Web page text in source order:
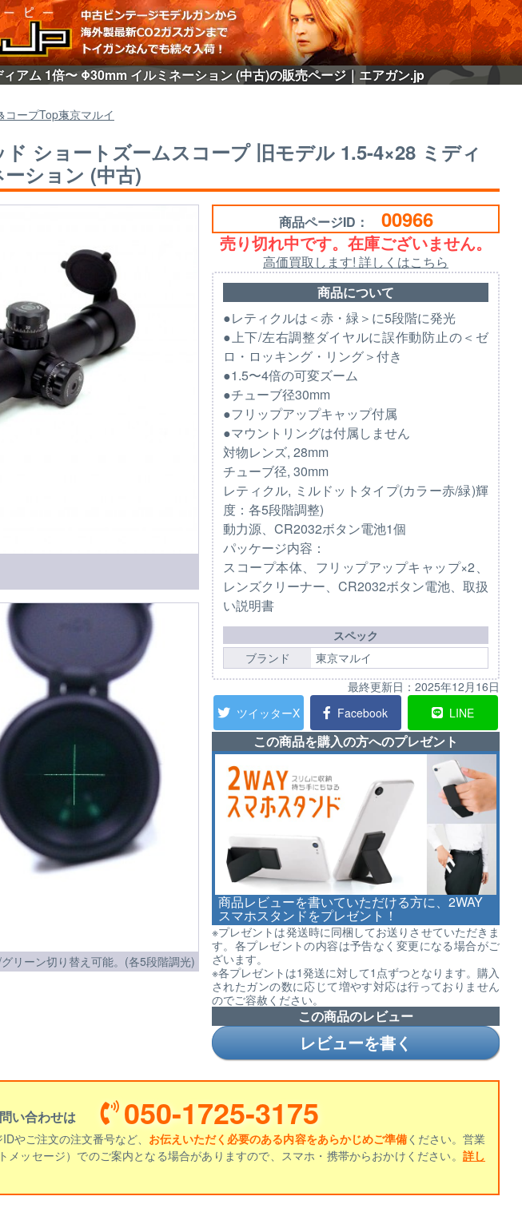
アム 1倍〜 Φ30mm イルミネーション (中古)の販売ページ｜エアガン.jp
コープTop東京マルイ
ショートズームスコープ 旧モデル 1.5-4×28 ミディ
ション (中古)
商品ページID： 00966
売り切れ中です。在庫ございません。
高価買取します! 詳しくはこちら
商品について
●レティクルは＜赤・緑＞に5段階に発光
●上下/左右調整ダイヤルに誤作動防止の＜ゼ
ロ・ロッキング・リング＞付き
●1.5〜4倍の可変ズーム
●チューブ径30mm
●フリップアップキャップ付属
●マウントリングは付属しません
対物レンズ, 28mm
チューブ径, 30mm
レティクル, ミルドットタイプ(カラー赤/緑)輝
度：各5段階調整)
動力源、CR2032ボタン電池1個
パッケージ内容：
スコープ本体、フリップアップキャップ×2、
レンズクリーナー、CR2032ボタン電池、取扱
い説明書
スペック
ブランド
東京マルイ
最終更新日： 2025年12月16日
ツイッターX
Facebook LINE
この商品を購入の方へのプレゼント
商品レビューを書いていただける方に、2WAY
スマホスタンドをプレゼント！
※プレゼントは発送時に同梱してお送りさせていただきま
す。各プレゼントの内容は予告なく変更になる場合がご
ざいます。
※各プレゼントは1発送に対して1点ずつとなります。購入
されたガンの数に応じて増やす対応は行っておりません
のでご容赦ください。
この商品のレビュー
レビューを書く
リーン切り替え可能。(各5段階調光)
い合わせは 050-1725-3175
やご注文の注文番号など、 お伝えいただく必要のある内容をあらかじめご準備ください。営業
ッセージ）でのご案内となる場合がありますので、スマホ・携帯からおかけください。 詳し